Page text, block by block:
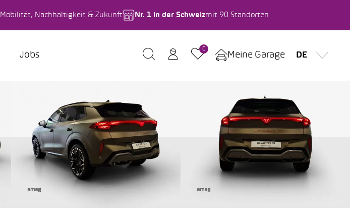
Mobilität, Nachhaltigkeit & Zukunft Nr. 1 in der Schweizmit 90 Standorten
Jobs
0
Meine Garage DE